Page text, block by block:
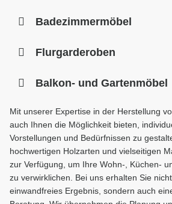
Badezimmermöbel
Flurgarderoben
Balkon- und Gartenmöbel
Mit unserer Expertise in der Herstellung
auch Ihnen die Möglichkeit bieten,
Vorstellungen und Bedürfnissen zu
hochwertigen Holzarten und vielseitigen
zur Verfügung, um Ihre Wohn-, Küchen-
zu verwirklichen. Bei uns erhalten Sie
einwandfreies Ergebnis, sondern auch